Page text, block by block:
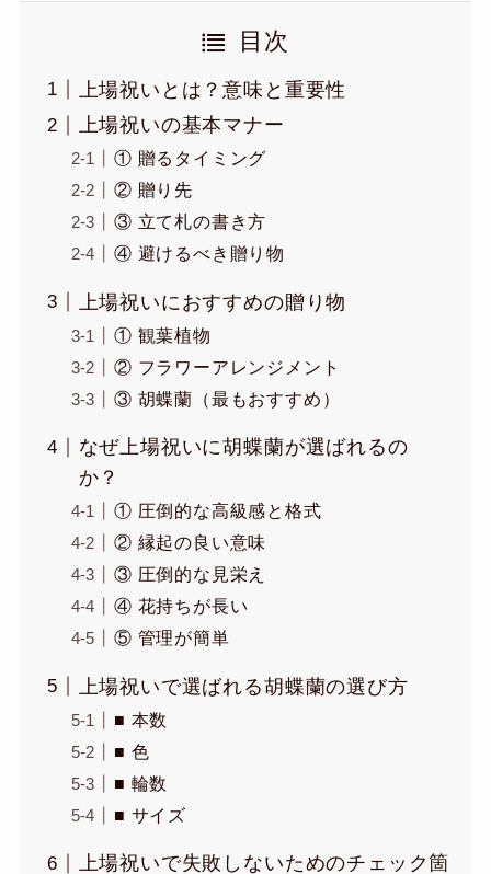
目次
上場祝いとは？意味と重要性
上場祝いの基本マナー
① 贈るタイミング
② 贈り先
③ 立て札の書き方
④ 避けるべき贈り物
上場祝いにおすすめの贈り物
① 観葉植物
② フラワーアレンジメント
③ 胡蝶蘭（最もおすすめ）
なぜ上場祝いに胡蝶蘭が選ばれるの
か？
① 圧倒的な高級感と格式
② 縁起の良い意味
③ 圧倒的な見栄え
④ 花持ちが長い
⑤ 管理が簡単
上場祝いで選ばれる胡蝶蘭の選び方
■ 本数
■ 色
■ 輪数
■ サイズ
上場祝いで失敗しないためのチェック箇